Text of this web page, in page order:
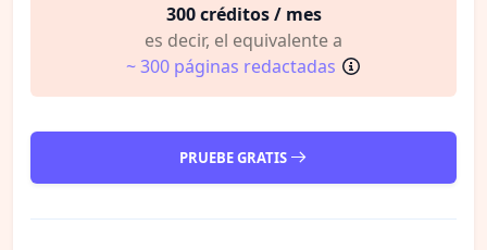
300 créditos / mes
es decir, el equivalente a
~ 300 páginas redactadas
PRUEBE GRATIS